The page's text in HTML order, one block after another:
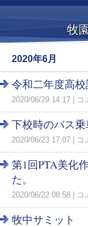
牧
2020年6月
令和二年度高
2020/06/29 14:17 コ
下校時のバス
2020/06/23 17:07 コ
第1回PTA美化
た。
2020/06/22 08:58 コ
牧中サミット